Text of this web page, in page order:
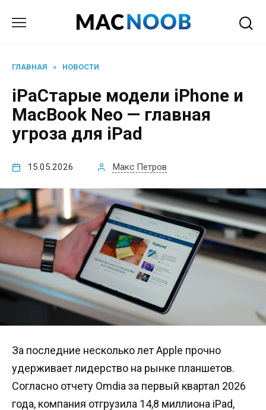
ГЛАВНАЯ » НОВОСТИ
iPaСтарые модели iPhone и
MacBook Neo — главная
угроза для iPad
15.05.2026 Макс Петров
За последние несколько лет Apple прочно
удерживает лидерство на рынке планшетов.
Согласно отчету Omdia за первый квартал 2026
года, компания отгрузила 14,8 миллиона iPad,